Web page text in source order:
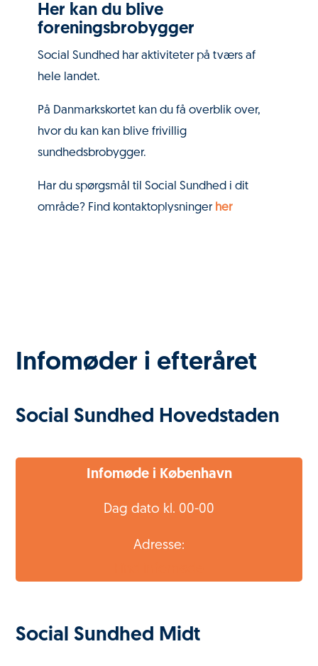
Her kan du blive
foreningsbrobygger
Social Sundhed har aktiviteter på tværs af
hele landet.
På Danmarkskortet kan du få overblik over,
hvor du kan kan blive frivillig
sundhedsbrobygger.
Har du spørgsmål til Social Sundhed i dit
område? Find kontaktoplysninger her
Infomøder i efteråret
Social Sundhed Hovedstaden
Infomøde i København
Dag dato kl. 00-00
Adresse:
Social Sundhed Midt